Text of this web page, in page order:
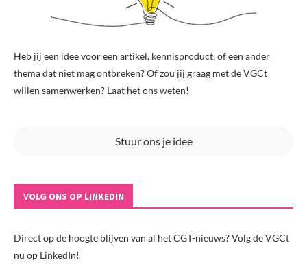
Heb jij een idee voor een artikel, kennisproduct, of een ander
thema dat niet mag ontbreken? Of zou jij graag met de VGCt
willen samenwerken? Laat het ons weten!
Stuur ons je idee
VOLG ONS OP LINKEDIN
Direct op de hoogte blijven van al het CGT-nieuws? Volg de VGCt
nu op LinkedIn!